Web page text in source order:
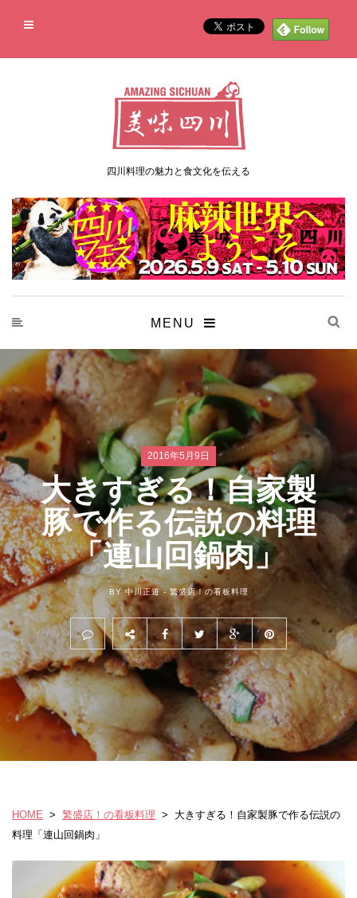
四川料理の魅力と食文化を伝える
MENU
2016年5月9日
大きすぎる！自家製
豚で作る伝説の料理
「連山回鍋肉」
BY 中川正道 - 繁盛店！の看板料理
HOME > 繁盛店！の看板料理 > 大きすぎる！自家製豚で作る伝説の
料理「連山回鍋肉」